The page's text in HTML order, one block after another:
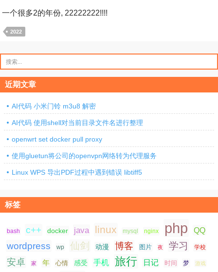
一个很多2的年份, 22222222!!!!
2022
索：
近期文章
AI代码 小米门铃 m3u8 解密
AI代码 使用shell对当前目录文件名进行整理
openwrt set docker pull proxy
使用gluetun将公司的openvpn网络转为代理服务
Linux WPS 导出PDF过程中遇到错误 libtiff5
标签
bash c++ docker java linux mysql nginx php QQ
wordpress wp 仙剑 动漫 博客 图片 夜 学习 学校
安卓 家 年 心情 感受 手机 旅行 日记 时间 梦 游戏